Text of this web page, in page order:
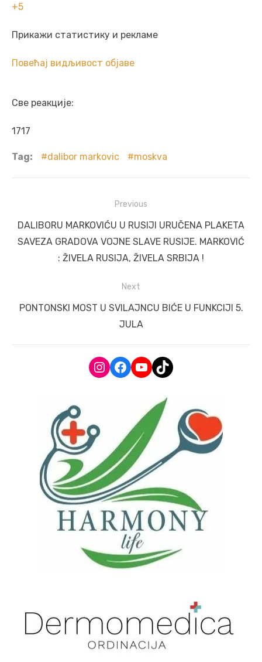
+5
Прикажи статистику и рекламе
Повећај видљивост објаве
Све реакције:
1717
Tag: dalibor markovic moskva
navigation
Previous
Previous
post:
DALIBORU MARKOVIĆU U RUSIJI URUČENA PLAKETA
SAVEZA GRADOVA VOJNE SLAVE RUSIJE. MARKOVIĆ
: ŽIVELA RUSIJA, ŽIVELA SRBIJA !
Next
Next
PONTONSKI MOST U SVILAJNCU BIĆE U FUNKCIJI 5.
JULA
Instagram
Facebook
YouTube
TikTok